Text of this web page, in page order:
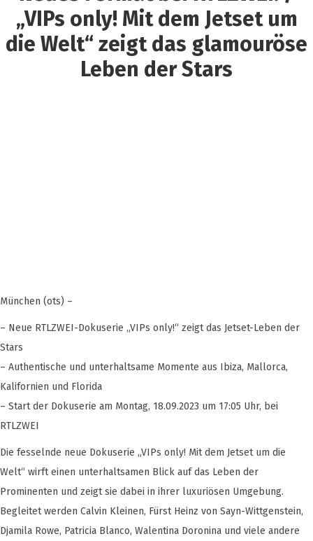
„VIPs only! Mit dem Jetset um
die Welt“ zeigt das glamouröse
Leben der Stars
München (ots) –
– Neue RTLZWEI-Dokuserie „VIPs only!“ zeigt das Jetset-Leben der
Stars
– Authentische und unterhaltsame Momente aus Ibiza, Mallorca,
Kalifornien und Florida
– Start der Dokuserie am Montag, 18.09.2023 um 17:05 Uhr, bei
RTLZWEI
Die fesselnde neue Dokuserie „VIPs only! Mit dem Jetset um die
Welt“ wirft einen unterhaltsamen Blick auf das Leben der
Prominenten und zeigt sie dabei in ihrer luxuriösen Umgebung.
Begleitet werden Calvin Kleinen, Fürst Heinz von Sayn-Wittgenstein,
Djamila Rowe, Patricia Blanco, Walentina Doronina und viele andere